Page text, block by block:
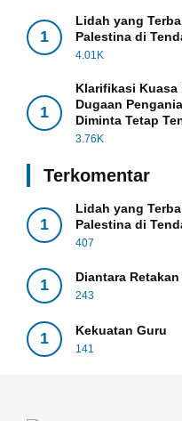
1
Lidah yang
Palestina di
4.01K
1
Klarifikasi Kuasa
Dugaan
Diminta Tetap
3.76K
Terkomentar
1
Lidah yang
Palestina di
407
1 Diantara Retakan
243
1 Kekuatan Guru
141